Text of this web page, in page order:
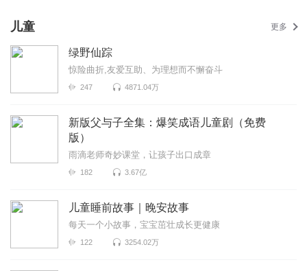
儿童 更多
绿野仙踪
惊险曲折,友爱互助、为理想而不懈奋斗
247 4871.04万
新版父与子全集：爆笑成语儿童剧（免费
版）
雨滴老师奇妙课堂，让孩子出口成章
182 3.67亿
儿童睡前故事｜晚安故事
每天一个小故事，宝宝茁壮成长更健康
122 3254.02万